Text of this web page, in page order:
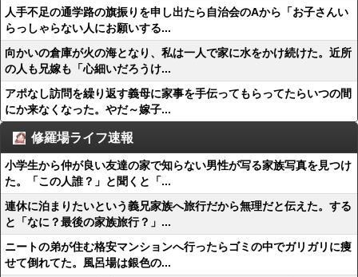
人手不足の通学路の旗振りを申し出たら自治会のAから「お子さんい
らっしゃらない人にお願いする...
向かいの倉庫が火の海となり、私は一人で家に水をかけ続けた。近所
の人も兄嫁も「心細いだろうけ...
アポなし訪問を繰り返す義母に家事を手伝ってもらってたらいつの間
にか来なくなった。やだ～嫁子...
修羅場ライフ速報
小学生から仲が良い友達の家で知らない男性が写る家族写真を見つけ
た。「この人誰？」と聞くと「...
連休に泊まりたいという義兄家族へ旅行だから無理だと伝えた。する
と「なに？最後の家族旅行？」...
ニートの弟が住む格安マンションへ行ったらゴミの中でガリガリに痩
せて倒れてた。風呂場は銀色の...